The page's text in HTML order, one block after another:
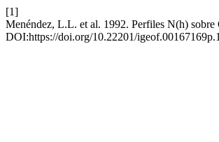
[1]
Menéndez, L.L. et al. 1992. Perfiles N(h)
DOI:https://doi.org/10.22201/